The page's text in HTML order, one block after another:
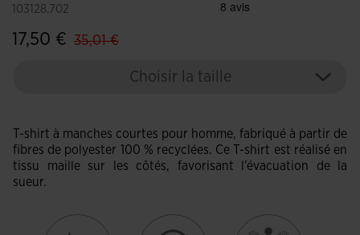
103128.702
17,50 € label.price.reduced.from
35,01 €
Choisir la taille
T-shirt à manches courtes pour homme, fabriqué à partir de
fibres de polyester 100 % recyclées. Ce T-shirt est réalisé en
tissu maille sur les côtés, favorisant l'évacuation de la
sueur.